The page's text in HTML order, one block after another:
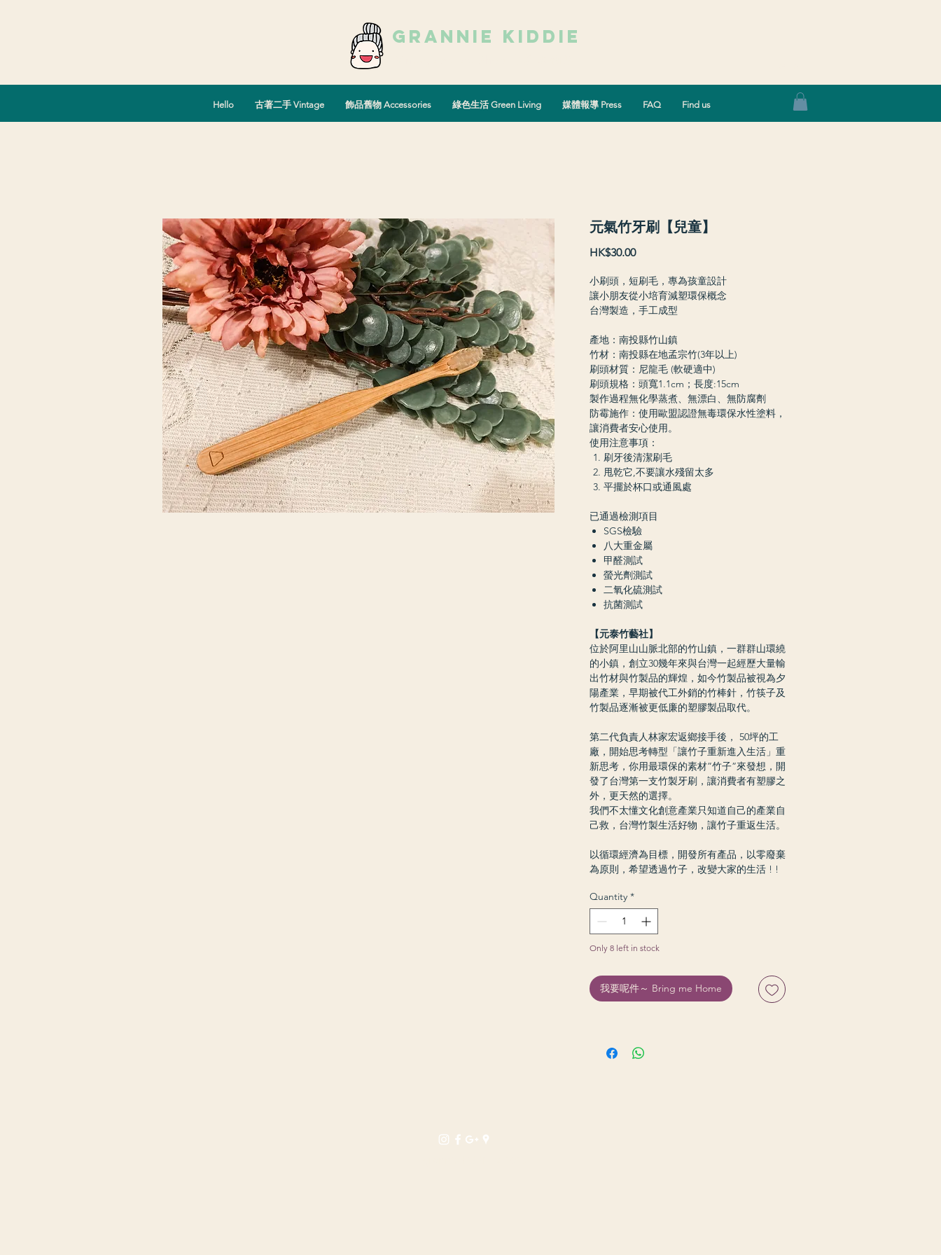
grannie kiddie
Hello 古著二手 Vintage 飾品舊物 Accessories 綠色生活 Green Living 媒體報導 Press FAQ Find us
元氣竹牙刷【兒童】
HK$30.00Price
小刷頭，短刷毛，專為孩童設計
讓小朋友從小培育減塑環保概念
台灣製造，手工成型
產地：南投縣竹山鎮
竹材：南投縣在地孟宗竹(3年以上)
刷頭材質：尼龍毛 (軟硬適中)
刷頭規格：頭寬1.1cm；長度:15cm
製作過程無化學蒸煮、無漂白、無防腐劑
防霉施作：使用歐盟認證無毒環保水性塗料，
讓消費者安心使用。
使用注意事項：
刷牙後清潔刷毛
甩乾它,不要讓水殘留太多
平擺於杯口或通風處
已通過檢測項目
SGS檢驗
八大重金屬
甲醛測試
螢光劑測試
二氧化硫測試
抗菌測試
【元泰竹藝社】
位於阿里山山脈北部的竹山鎮，一群群山環繞
的小鎮，創立30幾年來與台灣一起經歷大量輸
出竹材與竹製品的輝煌，如今竹製品被視為夕
陽產業，早期被代工外銷的竹棒針，竹筷子及
竹製品逐漸被更低廉的塑膠製品取代。
第二代負責人林家宏返鄉接手後， 50坪的工
廠，開始思考轉型「讓竹子重新進入生活」重
新思考，你用最環保的素材”竹子”來發想，開
發了台灣第一支竹製牙刷，讓消費者有塑膠之
外，更天然的選擇。
我們不太懂文化創意產業只知道自己的產業自
己救，台灣竹製生活好物，讓竹子重返生活。
以循環經濟為目標，開發所有產品，以零廢棄
為原則，希望透過竹子，改變大家的生活 ! !
Quantity *
Only 8 left in stock
我要呢件～ Bring me Home